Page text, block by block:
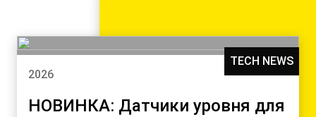
TECH NEWS
2026
НОВИНКА: Датчики уровня для